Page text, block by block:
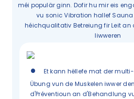
méi populär ginn. Dofir hu mir eis
vu sonic Vibration hallef
héichqualitativ Betreiung fir Leit an
liwweren
●
Et kann hëllefe mat der
Übung vun de Muskelen iwwer
d'Préventioun an d'Behandlung